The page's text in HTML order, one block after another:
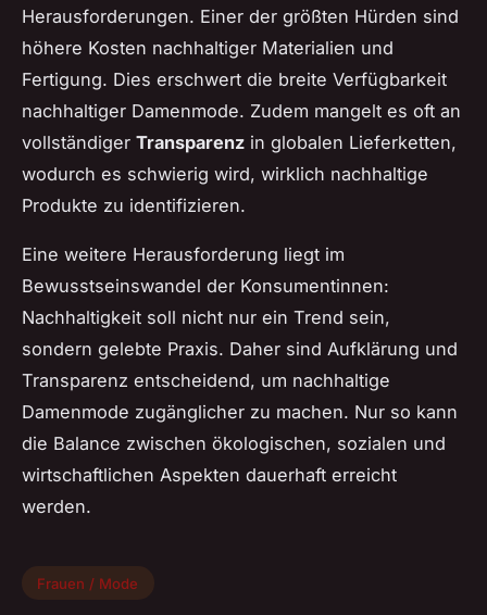
Herausforderungen. Einer der größten Hürden sind
höhere Kosten nachhaltiger Materialien und
Fertigung. Dies erschwert die breite Verfügbarkeit
nachhaltiger Damenmode. Zudem mangelt es oft an
vollständiger Transparenz in globalen Lieferketten,
wodurch es schwierig wird, wirklich nachhaltige
Produkte zu identifizieren.
Eine weitere Herausforderung liegt im
Bewusstseinswandel der Konsumentinnen:
Nachhaltigkeit soll nicht nur ein Trend sein,
sondern gelebte Praxis. Daher sind Aufklärung und
Transparenz entscheidend, um nachhaltige
Damenmode zugänglicher zu machen. Nur so kann
die Balance zwischen ökologischen, sozialen und
wirtschaftlichen Aspekten dauerhaft erreicht
werden.
Frauen / Mode